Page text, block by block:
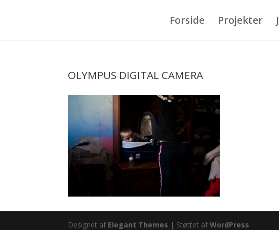
Forside Projekter
OLYMPUS DIGITAL CAMERA
Designet af Elegant Themes | Støttet afWordPress